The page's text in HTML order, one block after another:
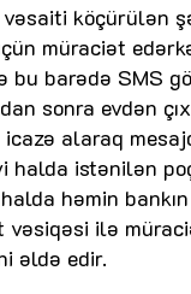
köçürülən
müraciət
bu barədə SMS
sonra evdən
alaraq
halda istənilən
həmin
vəsiqəsi ilə
əldə edir.